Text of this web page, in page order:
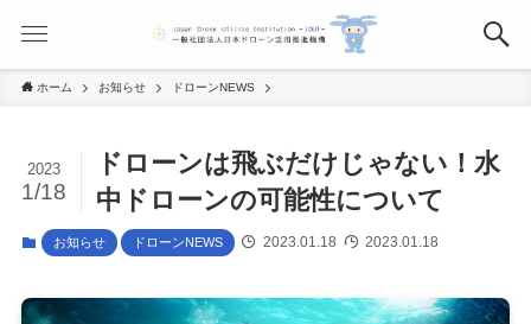
ホーム お知らせ ドローンNEWS
ドローンは飛ぶだけじゃない！水
中ドローンの可能性について
2023
1/18
お知らせ ドローンNEWS 2023.01.18 2023.01.18